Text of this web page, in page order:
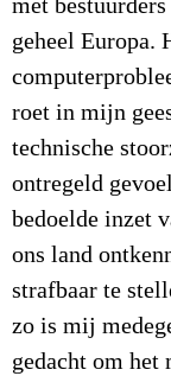
met
geheel
roet in mijn
technische
ontregeld
bedoelde inzet
ons land
strafbaar te
zo is mij
gedacht om het